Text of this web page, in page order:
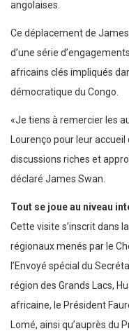
angolaises.
Ce déplacement de
d’une série
africains clés impliqués
démocratique du Congo.
«Je tiens à remercier les
Lourenço pour leur accueil
discussions riches et
déclaré James Swan.
Tout se joue au niveau
Cette visite s’inscrit dans
régionaux menés par le
l’Envoyé spécial du
région des Grands Lacs,
africaine, le Président
Lomé, ainsi qu’auprès du